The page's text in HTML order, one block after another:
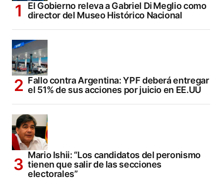
El Gobierno releva a Gabriel Di Meglio como
director del Museo Histórico Nacional
Fallo contra Argentina: YPF deberá entregar
el 51% de sus acciones por juicio en EE.UU
Mario Ishii: “Los candidatos del peronismo
tienen que salir de las secciones
electorales”